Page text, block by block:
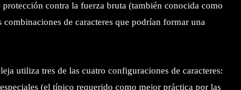
contra la fuerza bruta (también conocida como
de caracteres que podrían formar una
utiliza tres de las cuatro configuraciones de caracteres:
(el típico requerido como mejor práctica por las